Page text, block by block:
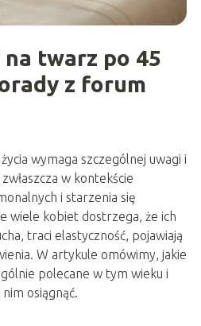
twarz po 45
z forum
wymaga szczególnej uwagi i
w kontekście
i starzenia się
wiele kobiet dostrzega, że ich
traci elastyczność, pojawiają
W artykule omówimy, jakie
polecane w tym wieku i
osiągnąć.